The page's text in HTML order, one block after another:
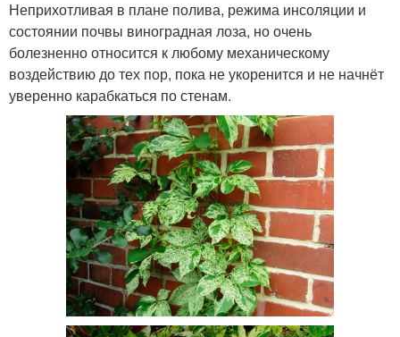
Неприхотливая в плане полива, режима инсоляции и
состоянии почвы виноградная лоза, но очень
болезненно относится к любому механическому
воздействию до тех пор, пока не укоренится и не начнёт
уверенно карабкаться по стенам.